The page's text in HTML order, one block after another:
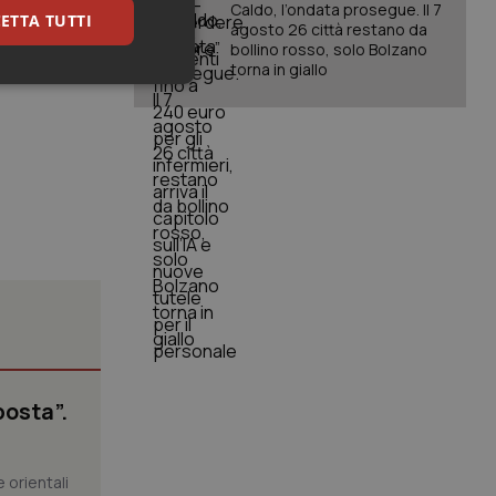
orientali
Caldo, l’ondata prosegue. Il 7
agosto 26 città restano da
bollino rosso, solo Bolzano
torna in giallo
TUTTI
memorizzare le
e
che le loro
Cookie-
di consenso